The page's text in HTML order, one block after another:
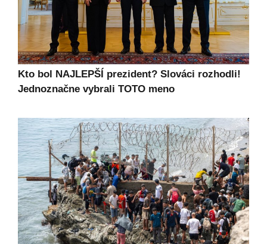
Kto bol NAJLEPŠÍ prezident? Slováci rozhodli!
Jednoznačne vybrali TOTO meno